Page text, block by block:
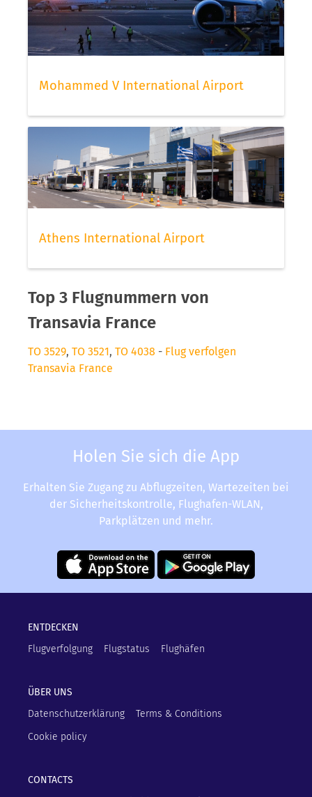
Mohammed V International Airport
Athens International Airport
Top 3 Flugnummern von
Transavia France
TO 3529, TO 3521, TO 4038 - Flug verfolgen
Transavia France
Holen Sie sich die App
Erhalten Sie Zugang zu Abflugzeiten, Wartezeiten bei
der Sicherheitskontrolle, Flughafen-WLAN,
Parkplätzen und mehr.
ENTDECKEN
Flugverfolgung
Flugstatus Flughäfen
ÜBER UNS
Datenschutzerklärung
Terms & Conditions
Cookie policy
CONTACTS